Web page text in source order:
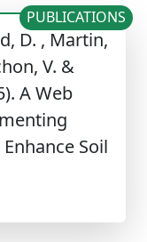
D. , Martin,
V. &
A Web
Soil
PUBLICATIONS